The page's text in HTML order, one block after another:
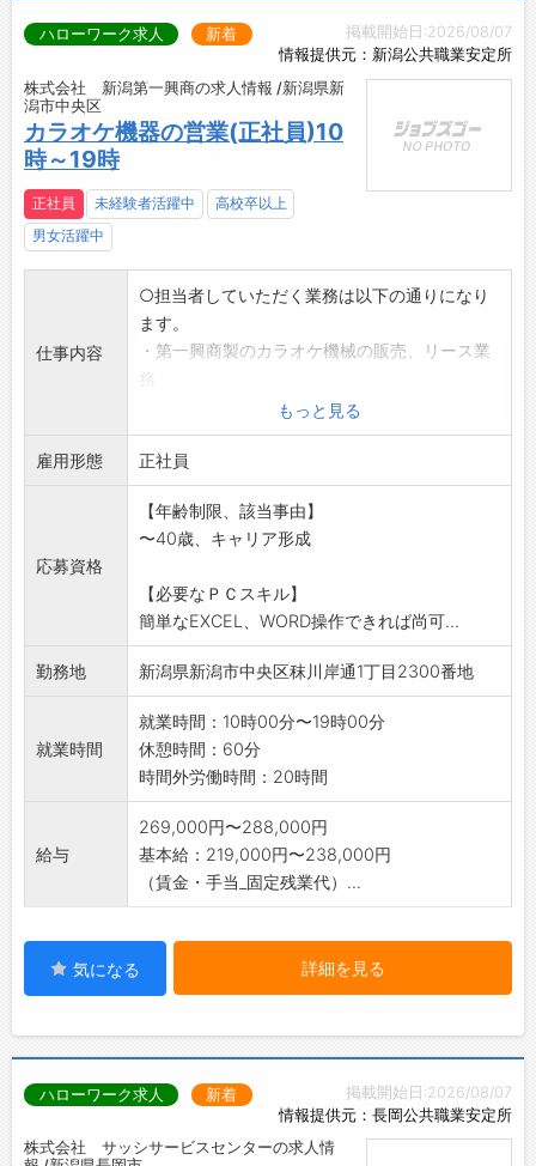
掲載開始日:2026/08/07
情報提供元：新潟公共職業安定所
ハローワーク求人 新着
株式会社 新潟第一興商の求人情報 /新潟県新
潟市中央区
カラオケ機器の営業(正社員)10
時～19時
正社員 未経験者活躍中
高校卒以上
男女活躍中
仕事内容
○担当者していただく業務は以下の通りになり
ます。
・第一興商製のカラオケ機械の販売、リース業
・福祉レクリエーションレクリエーション
・福祉介護施設等へのルート営業及び開拓
・宿泊施設へのルート営業及び開拓
・カラオケ機械のメンテナンス業務
・集金業務
*業務上車を使用する機会:有(社有車使用)
もっと見る
雇用形態 正社員
応募資格
【年齢制限、該当事由】
〜40歳、キャリア形成
【必要なＰＣスキル】
簡単なEXCEL、WORD操作できれば尚可...
勤務地 新潟県新潟市中央区秣川岸通1丁目2300番地
就業時間
就業時間：10時00分〜19時00分
休憩時間：60分
時間外労働時間：20時間
給与
269,000円〜288,000円
基本給：219,000円〜238,000円
（賃金・手当_固定残業代）...
気になる 詳細を見る
掲載開始日:2026/08/07
情報提供元：長岡公共職業安定所
ハローワーク求人 新着
株式会社 サッシサービスセンターの求人情